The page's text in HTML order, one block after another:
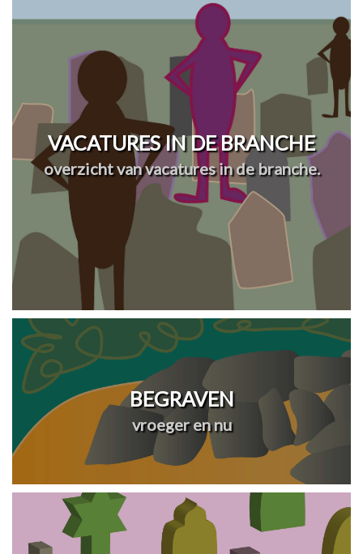
VACATURES IN DE BRANCHE
overzicht van vacatures in de branche.
BEGRAVEN
vroeger en nu